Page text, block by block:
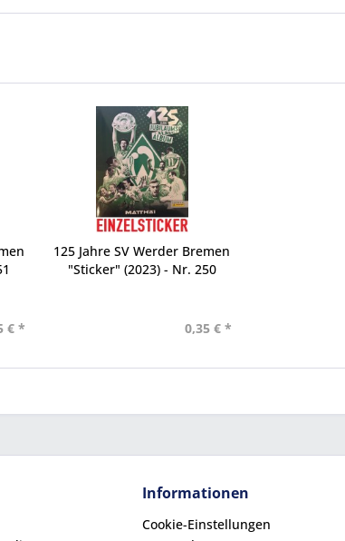
€ *
125 Jahre SV Werder Bremen
"Sticker" (2023) - Nr. 250
0,35 € *
Informationen
Cookie-Einstellungen